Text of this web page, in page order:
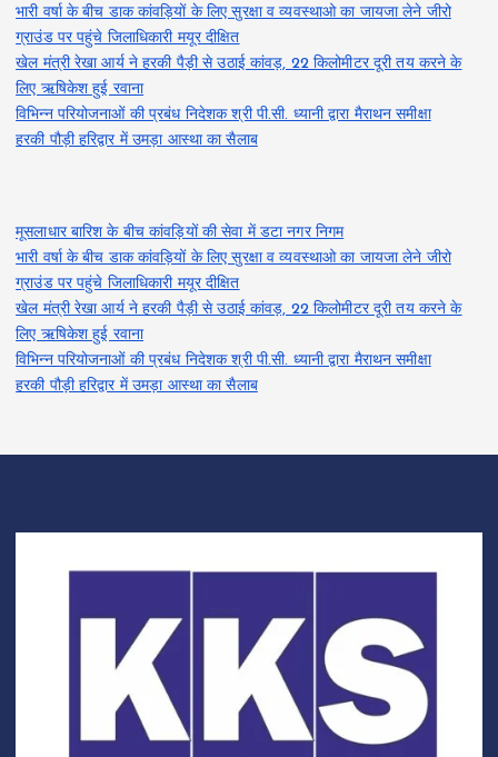
भारी वर्षा के बीच डाक कांवड़ियों के लिए सुरक्षा व व्यवस्थाओ का जायजा लेने जीरो
ग्राउंड पर पहुंचे जिलाधिकारी मयूर दीक्षित
खेल मंत्री रेखा आर्य ने हरकी पैड़ी से उठाई कांवड़, 22 किलोमीटर दूरी तय करने के
लिए ऋषिकेश हुई रवाना
विभिन्न परियोजनाओं की प्रबंध निदेशक श्री पी.सी. ध्यानी द्वारा मैराथन समीक्षा
हरकी पौड़ी हरिद्वार में उमड़ा आस्था का सैलाब
मूसलाधार बारिश के बीच कांवड़ियों की सेवा में डटा नगर निगम
भारी वर्षा के बीच डाक कांवड़ियों के लिए सुरक्षा व व्यवस्थाओ का जायजा लेने जीरो
ग्राउंड पर पहुंचे जिलाधिकारी मयूर दीक्षित
खेल मंत्री रेखा आर्य ने हरकी पैड़ी से उठाई कांवड़, 22 किलोमीटर दूरी तय करने के
लिए ऋषिकेश हुई रवाना
विभिन्न परियोजनाओं की प्रबंध निदेशक श्री पी.सी. ध्यानी द्वारा मैराथन समीक्षा
हरकी पौड़ी हरिद्वार में उमड़ा आस्था का सैलाब